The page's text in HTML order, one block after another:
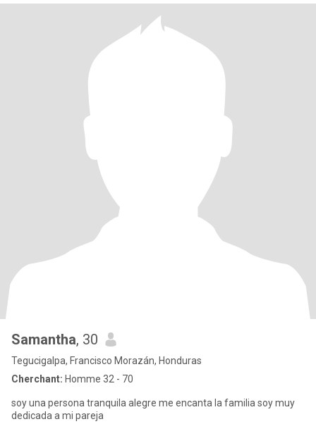
Samantha, 30
Tegucigalpa, Francisco Morazán, Honduras
Cherchant: Homme 32 - 70
soy una persona tranquila alegre me encanta la familia soy muy
dedicada a mi pareja